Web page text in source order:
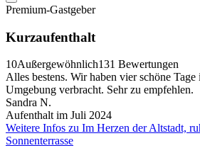
Premium-Gastgeber
Kurzaufenthalt
10Außergewöhnlich131 Bewertungen
Alles bestens. Wir haben vier schöne
Umgebung verbracht. Sehr zu empfehlen.
Sandra N.
Aufenthalt im Juli 2024
Weitere Infos zu Im Herzen der Altstadt,
Sonnenterrasse